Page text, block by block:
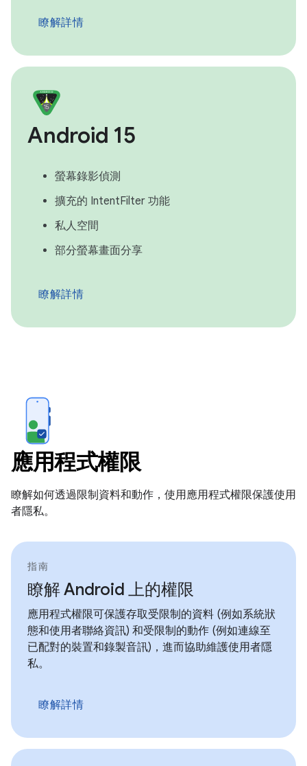
瞭解詳情
Android 15
螢幕錄影偵測
擴充的 IntentFilter 功能
私人空間
部分螢幕畫面分享
瞭解詳情
應用程式權限
瞭解如何透過限制資料和動作，使用應用程式權限保護使用
者隱私。
指南
瞭解 Android 上的權限
應用程式權限可保護存取受限制的資料 (例如系統狀
態和使用者聯絡資訊) 和受限制的動作 (例如連線至
已配對的裝置和錄製音訊)，進而協助維護使用者隱
私。
瞭解詳情